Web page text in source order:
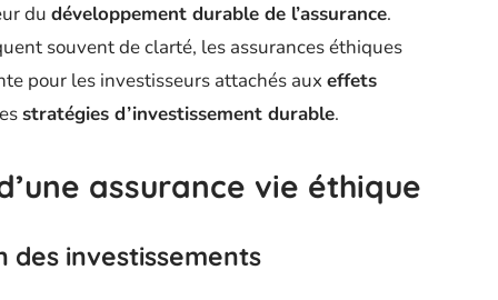
du développement durable de l’assurance.
souvent de clarté, les assurances éthiques
pour les investisseurs attachés aux effets
stratégies d’investissement durable.
assurance vie éthique
des investissements